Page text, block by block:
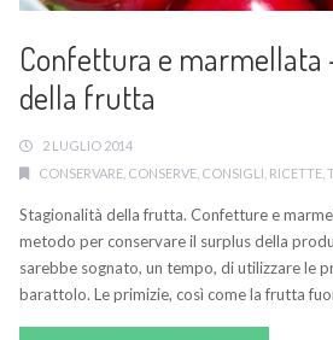
Confettura e marmellata
della frutta
2 LUGLIO 2014
CONSERVARE CONSERVE CONSIGLI RICETTE
Stagionalità della frutta. Confetture e
metodo per conservare il surplus della
sarebbe sognato, un tempo, di utilizzare le
barattolo. Le primizie, così come la frutta